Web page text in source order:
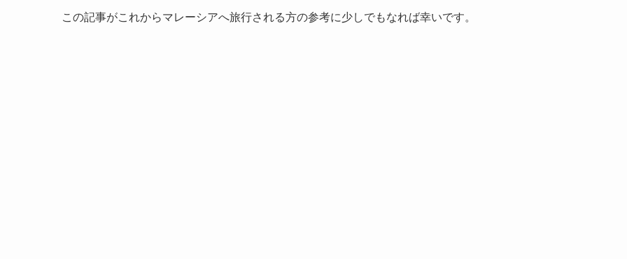
この記事がこれからマレーシアへ旅行される方の参考に少しでもなれば幸いです。